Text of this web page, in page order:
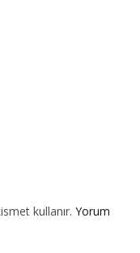
kullanır. Yorum